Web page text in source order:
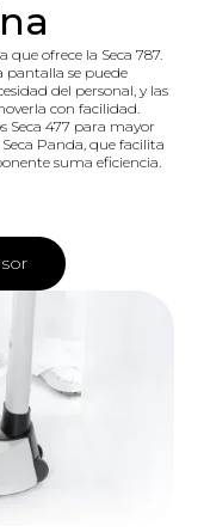
ofrece la Seca 787.
pantalla se puede
del personal, y las
con facilidad.
Seca 477 para mayor
Panda, que facilita
suma eficiencia.